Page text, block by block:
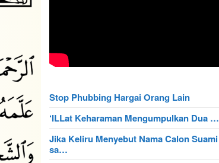
Stop Phubbing Hargai Orang Lain
‘ILLat Keharaman Mengumpulkan Dua …
Jika Keliru Menyebut Nama Calon Suami
sa…